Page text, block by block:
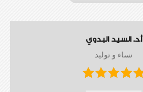
أ.د. السيد البدوي
نساء و توليد